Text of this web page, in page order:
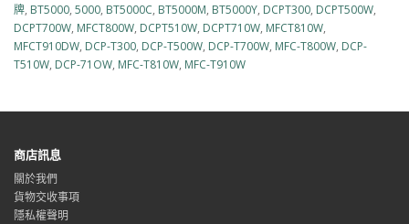
牌, BT5000, 5000, BT5000C, BT5000M, BT5000Y, DCPT300, DCPT500W,
DCPT700W, MFCT800W, DCPT510W, DCPT710W, MFCT810W,
MFCT910DW, DCP-T300, DCP-T500W, DCP-T700W, MFC-T800W, DCP-
T510W, DCP-71OW, MFC-T810W, MFC-T910W
商店訊息
關於我們
貨物交收事項
隱私權聲明